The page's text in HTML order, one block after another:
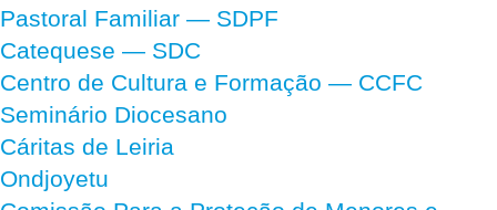
Pastoral Familiar — SDPF
Catequese — SDC
Centro de Cultura e Formação — CCFC
Seminário Diocesano
Cáritas de Leiria
Ondjoyetu